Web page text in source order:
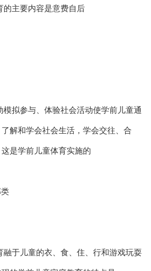
主要内容是意费自后
拟参与、体验社会活动使学前儿童通
解和学会社会生活，学会交往、合
是学前儿童体育实施的
于儿童的衣、食、住、行和游戏玩耍